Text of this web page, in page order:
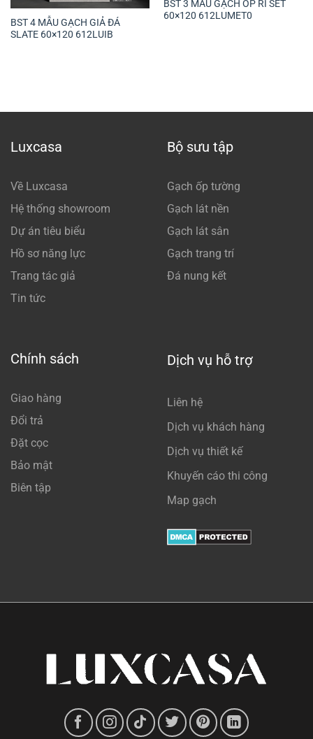
BST 4 MẪU GẠCH GIẢ ĐÁ
SLATE 60×120 612LUIB
BST 3 MẪU GẠCH ỐP RỈ SÉT
60×120 612LUMET0
Luxcasa
Về Luxcasa
Hệ thống showroom
Dự án tiêu biểu
Hồ sơ năng lực
Trang tác giả
Tin tức
Bộ sưu tập
Gạch ốp tường
Gạch lát nền
Gạch lát sân
Gạch trang trí
Đá nung kết
Chính sách
Giao hàng
Đổi trả
Đặt cọc
Bảo mật
Biên tập
Dịch vụ hỗ trợ
Liên hệ
Dịch vụ khách hàng
Dịch vụ thiết kế
Khuyến cáo thi công
Map gạch